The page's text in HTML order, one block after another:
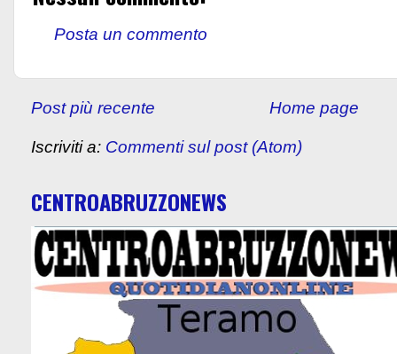
Posta un commento
Post più recente Home page
Iscriviti a: Commenti sul post (Atom)
CENTROABRUZZONEWS